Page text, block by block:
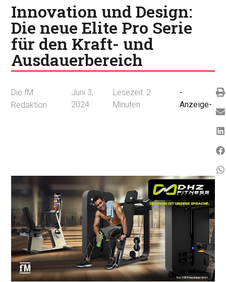
Innovation und Design:
Die neue Elite Pro Serie
für den Kraft- und
Ausdauerbereich
Die fM
Redaktion
Juni 3,
2024
Lesezeit: 2
Minuten
-
Anzeige-